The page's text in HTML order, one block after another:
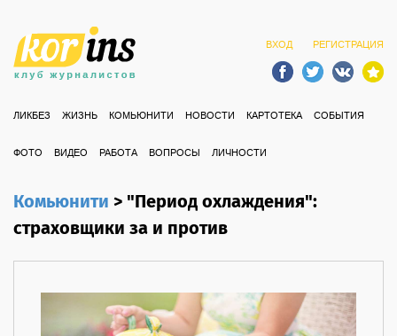
ВХОД РЕГИСТРАЦИЯ
ЛИКБЕЗ ЖИЗНЬ КОМЬЮНИТИ НОВОСТИ КАРТОТЕКА СОБЫТИЯ
ФОТО ВИДЕО РАБОТА ВОПРОСЫ ЛИЧНОСТИ
Комьюнити>"Период охлаждения":
страховщики за и против